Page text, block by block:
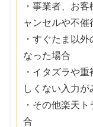
・事業者、お
ャンセルや不
・すぐたま以
なった場合
・イタズラや
しくない入力が
・その他楽天
合